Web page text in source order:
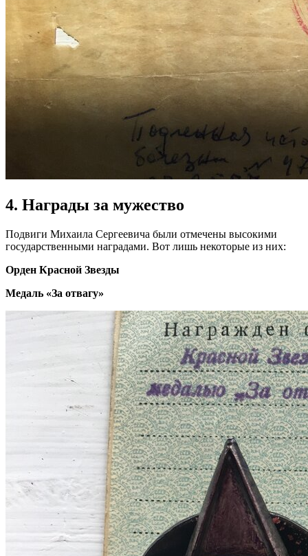
4. Награды за мужество
Подвиги Михаила Сергеевича были отмечены высокими
государственными наградами. Вот лишь некоторые из них:
Орден Красной Звезды
Медаль «За отвагу»